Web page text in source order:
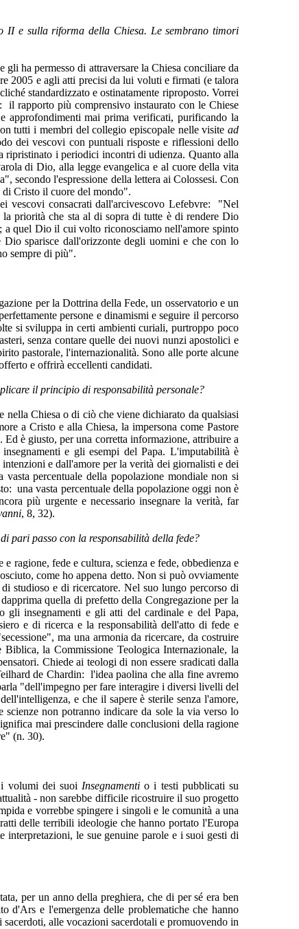
II e sulla riforma della Chiesa. Le sembrano timori
ha permesso di attraversare la Chiesa conciliare da
2005 e agli atti precisi da lui voluti e firmati (e talora
standardizzato e ostinatamente riproposto. Vorrei
rapporto più comprensivo instaurato con le Chiese
approfondimenti mai prima verificati, purificando la
tutti i membri del collegio episcopale nelle visite ad
dei vescovi con puntuali risposte e riflessioni dello
ripristinato i periodici incontri di udienza. Quanto alla
di Dio, alla legge evangelica e al cuore della vita
secondo l'espressione della lettera ai Colossesi. Con
di Cristo il cuore del mondo".
vescovi consacrati dall'arcivescovo Lefebvre: "Nel
priorità che sta al di sopra di tutte è di rendere Dio
a quel Dio il cui volto riconosciamo nell'amore spinto
sparisce dall'orizzonte degli uomini e che con lo
sempre di più".
per la Dottrina della Fede, un osservatorio e un
persone e dinamismi e seguire il percorso
si sviluppa in certi ambienti curiali, purtroppo poco
senza contare quelle dei nuovi nunzi apostolici e
pastorale, l'internazionalità. Sono alle porte alcune
e offrirà eccellenti candidati.
il principio di responsabilità personale?
Chiesa o di ciò che viene dichiarato da qualsiasi
a Cristo e alla Chiesa, la impersona come Pastore
è giusto, per una corretta informazione, attribuire a
e gli esempi del Papa. L'imputabilità è
e dall'amore per la verità dei giornalisti e dei
percentuale della popolazione mondiale non si
una vasta percentuale della popolazione oggi non è
più urgente e necessario insegnare la verità, far
, 8, 32).
pari passo con la responsabilità della fede?
ragione, fede e cultura, scienza e fede, obbedienza e
come ho appena detto. Non si può ovviamente
studioso e di ricercatore. Nel suo lungo percorso di
quella di prefetto della Congregazione per la
gli insegnamenti e gli atti del cardinale e del Papa,
e di ricerca e la responsabilità dell'atto di fede e
ma una armonia da ricercare, da costruire
la Commissione Teologica Internazionale, la
Chiede ai teologi di non essere sradicati dalla
de Chardin: l'idea paolina che alla fine avremo
"dell'impegno per fare interagire i diversi livelli del
e che il sapere è sterile senza l'amore,
non potranno indicare da sole la via verso lo
mai prescindere dalle conclusioni della ragione
(n. 30).
i volumi dei suoi Insegnamenti o i testi pubblicati su
- non sarebbe difficile ricostruire il suo progetto
e vorrebbe spingere i singoli e le comunità a una
delle terribili ideologie che hanno portato l'Europa
interpretazioni, le sue genuine parole e i suoi gesti di
per un anno della preghiera, che di per sé era ben
d'Ars e l'emergenza delle problematiche che hanno
alle vocazioni sacerdotali e promuovendo in